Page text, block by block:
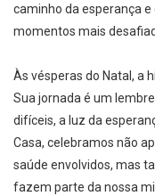
caminho da esperança
momentos mais
Às vésperas do Natal, a
Sua jornada é um
difíceis, a luz da
Casa, celebramos não
saúde envolvidos, mas
fazem parte da nossa